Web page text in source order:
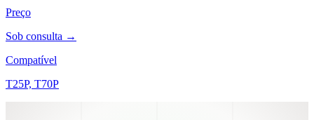
Preço
Sob consulta →
Compatível
T25P, T70P